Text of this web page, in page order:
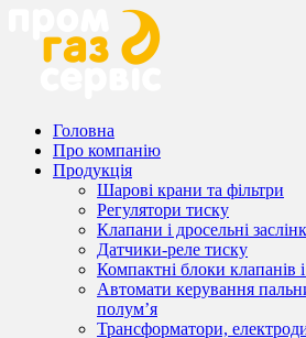
Головна
Про компанію
Продукція
Шарові крани та фільтри
Регулятори тиску
Клапани і дросельні
Датчики-реле тиску
Компактні блоки клапанів
Автомати керування
полум’я
Трансформатори,